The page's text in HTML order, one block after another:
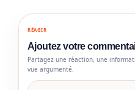
RÉAGIR
Ajoutez votre
Partagez une réaction, une
vue argumenté.